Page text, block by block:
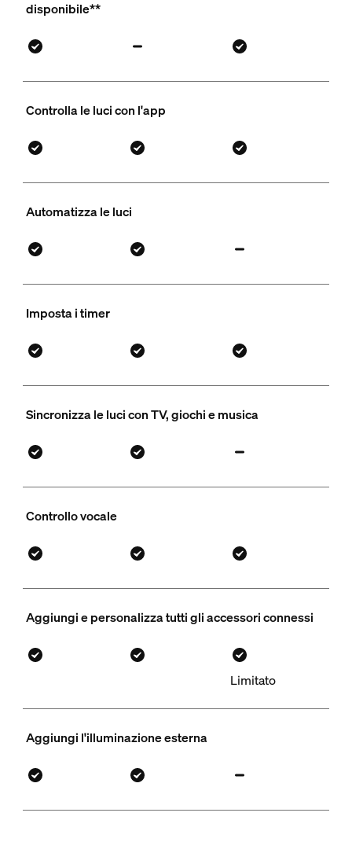
disponibile**
Controlla le luci con l'app
Automatizza le luci
Imposta i timer
Sincronizza le luci con TV, giochi e musica
Controllo vocale
Aggiungi e personalizza tutti gli accessori connessi
Limitato
Aggiungi l'illuminazione esterna